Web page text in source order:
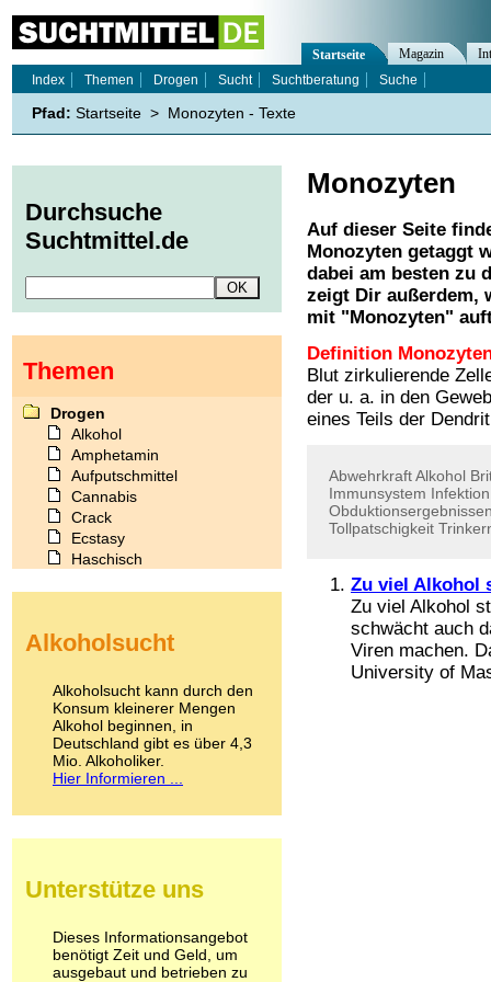
Monozyten
Auf dieser Seite
Monozyten getaggt
dabei am besten zu
zeigt Dir außerdem,
mit " Monozyten"
Definition
Blut zirkulierende
der u. a. in den
eines Teils der
AbwehrkraftAlkohol
Immunsystem Infektion
Tollpatschigkeit
Zu viel Alkohol
Zu viel Alkohol
schwächt auch
Viren machen.
University of
Startseite Magazin
Index
Themen Drogen Sucht Suchtberatung Suche
Pfad: Startseite > Monozyten - Texte
Durchsuche
Suchtmittel.de
Themen
Drogen
Alkohol
Amphetamin
Aufputschmittel
Cannabis
Crack
Ecstasy
Haschisch
Kokain
LSD
Marihuana
Medikamente
Meskalin
Metamphetamin
Methadon
Pilze
Psychopharmaka
Schlafmittel
Schmerzmittel
Alkoholsucht
Alkoholsucht kann durch den
Konsum kleinerer Mengen
Alkohol beginnen, in
Deutschland gibt es über 4,3
Mio. Alkoholiker.
Hier Informieren ...
Unterstütze uns
Dieses Informationsangebot
benötigt Zeit und Geld, um
ausgebaut und betrieben zu